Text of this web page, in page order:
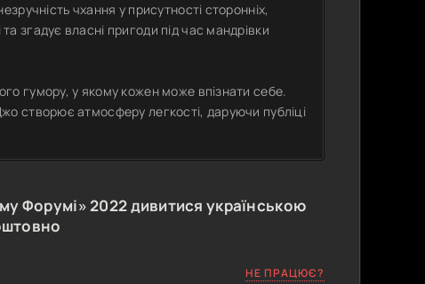
чхання у присутності сторонніх,
згадує власні пригоди під час мандрівки
гумору, у якому кожен може впізнати себе.
створює атмосферу легкості, даруючи публіці
Форумі»2022дивитися українською
НЕ ПРАЦЮЄ?